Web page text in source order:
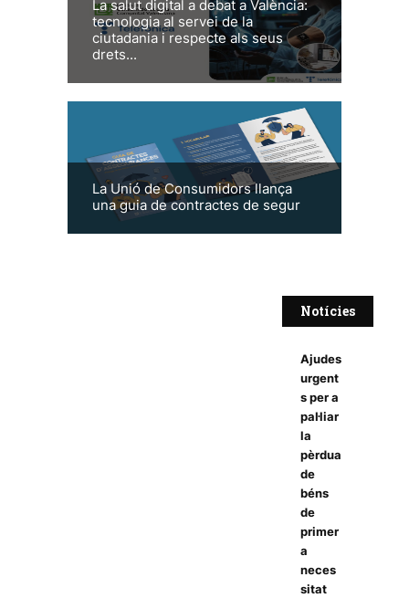
La salut digital a debat a València:
tecnologia al servei de la
ciutadania i respecte als seus
drets...
La Unió de Consumidors llança
una guia de contractes de segur
Notícies
Ajudes
urgent
s per a
pal·liar
la
pèrdua
de
béns
de
primer
a
neces
sitat